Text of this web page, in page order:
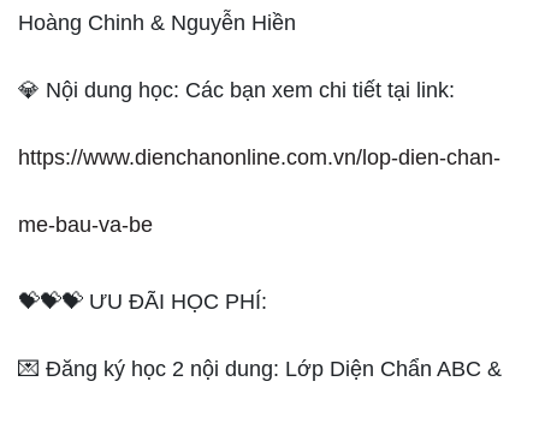
Hoàng Chinh & Nguyễn Hiền
💎 Nội dung học: Các bạn xem chi tiết tại link:
https://www.dienchanonline.com.vn/lop-dien-chan-
me-bau-va-be
💝💝💝 ƯU ĐÃI HỌC PHÍ:
💌 Đăng ký học 2 nội dung: Lớp Diện Chẩn ABC &